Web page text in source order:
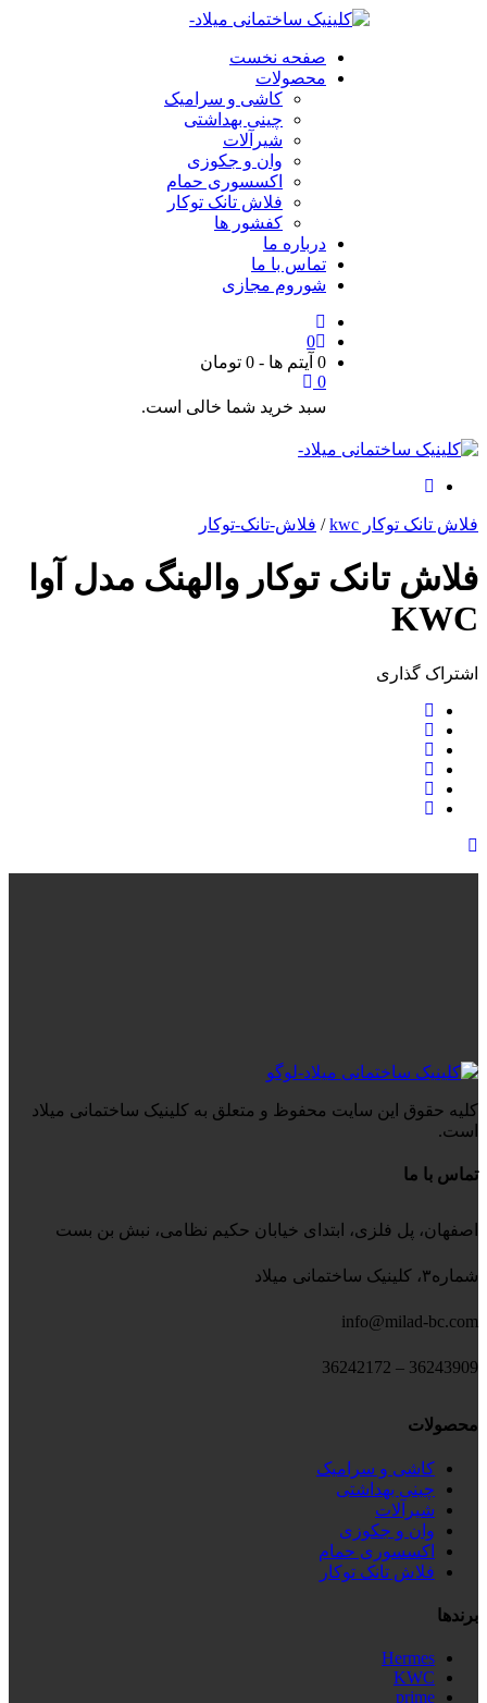
صفحه نخست
محصولات
کاشی و سرامیک
چینی بهداشتی
شیرآلات
وان و جکوزی
اکسسوری حمام
فلاش تانک توکار
کفشور ها
درباره ما
تماس با ما
شوروم مجازی
0
0 آیتم ها
-
0 تومان
0
سبد خرید شما خالی است.
فلاش تانک توکار kwc / فلاش-تانک-توکار
فلاش تانک توکار والهنگ مدل آوا
KWC
اشتراک ‌گذاری
کلیه حقوق این سایت محفوظ و متعلق به کلینیک ساختمانی میلاد
است.
تماس با ما
اصفهان، پل فلزی، ابتدای خیابان حکیم نظامی، نبش بن بست
شماره۳، کلینیک ساختمانی میلاد
info@milad-bc.com
36243909 – 36242172
محصولات
کاشی و سرامیک
چینی بهداشتی
شیرآلات
وان و جکوزی
اکسسوری حمام
فلاش تانک توکار
برندها
Hermes
KWC
prime